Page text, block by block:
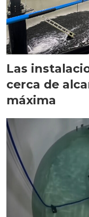
Las
cerca de
máxima